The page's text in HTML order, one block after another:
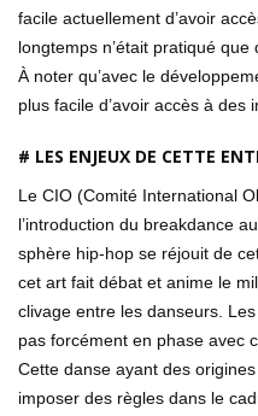
facile actuellement d’avoir
longtemps n’était pratiqué que
À noter qu’avec le
plus facile d’avoir accès à des
# LES ENJEUX DE CETTE
Le CIO (Comité International
l’introduction du breakdance
sphère hip-hop se réjouit de
cet art fait débat et anime le
clivage entre les danseurs.
pas forcément en phase avec
Cette danse ayant des
imposer des règles dans le